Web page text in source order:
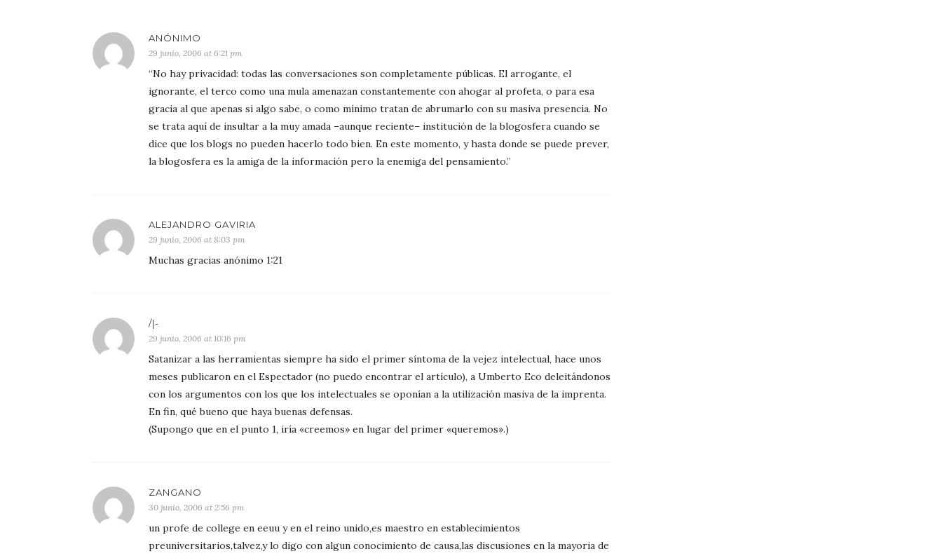
ANÓNIMO
29 junio, 2006 at 6:21 pm
“No hay privacidad: todas las conversaciones son completamente públicas. El arrogante, el
ignorante, el terco como una mula amenazan constantemente con ahogar al profeta, o para esa
gracia al que apenas si algo sabe, o como mínimo tratan de abrumarlo con su masiva presencia. No
se trata aquí de insultar a la muy amada –aunque reciente– institución de la blogosfera cuando se
dice que los blogs no pueden hacerlo todo bien. En este momento, y hasta donde se puede prever,
la blogosfera es la amiga de la información pero la enemiga del pensamiento.”
ALEJANDRO GAVIRIA
29 junio, 2006 at 8:03 pm
Muchas gracias anónimo 1:21
/|-
29 junio, 2006 at 10:16 pm
Satanizar a las herramientas siempre ha sido el primer síntoma de la vejez intelectual, hace unos
meses publicaron en el Espectador (no puedo encontrar el artículo), a Umberto Eco deleitándonos
con los argumentos con los que los intelectuales se oponían a la utilización masiva de la imprenta.
En fin, qué bueno que haya buenas defensas.
(Supongo que en el punto 1, iría «creemos» en lugar del primer «queremos».)
ZANGANO
30 junio, 2006 at 2:56 pm
un profe de college en eeuu y en el reino unido,es maestro en establecimientos
preuniversitarios,talvez,y lo digo con algun conocimiento de causa,las discusiones en la mayoria de